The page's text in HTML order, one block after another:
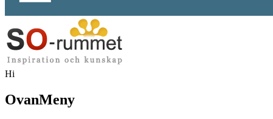
Hi
OvanMeny